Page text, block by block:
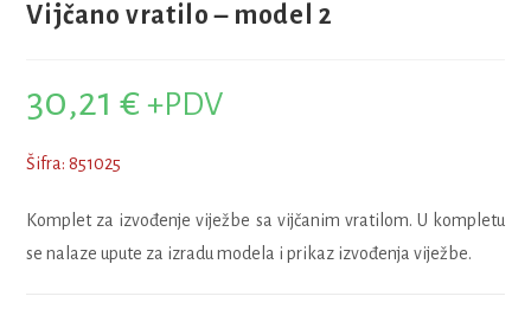
Vijčano vratilo – model 2
30,21€ +PDV
Šifra: 851025
Komplet za izvođenje viježbe sa vijčanim vratilom. U kompletu
se nalaze upute za izradu modela i prikaz izvođenja viježbe.